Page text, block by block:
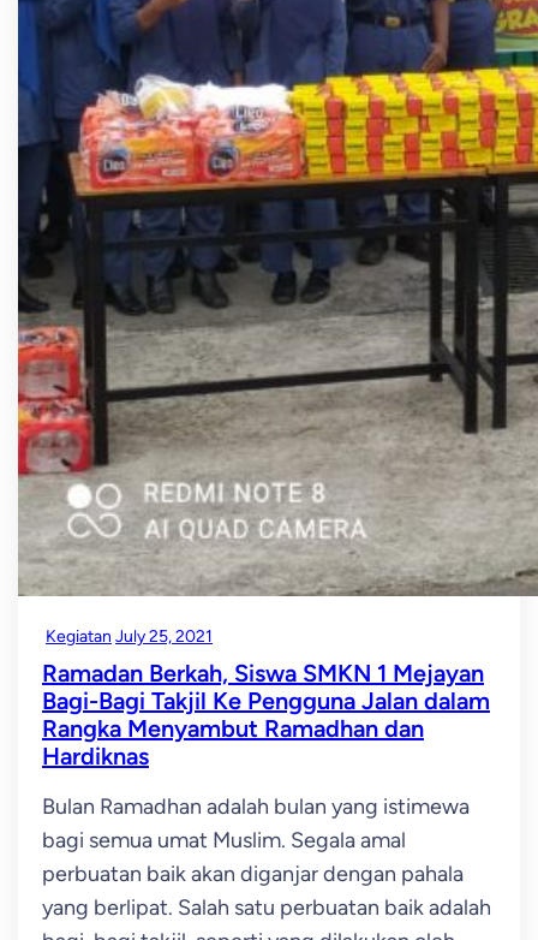
Kegiatan July 25, 2021
Ramadan Berkah, Siswa SMKN 1 Mejayan
Bagi-Bagi Takjil Ke Pengguna Jalan dalam
Rangka Menyambut Ramadhan dan
Hardiknas
Bulan Ramadhan adalah bulan yang istimewa
bagi semua umat Muslim. Segala amal
perbuatan baik akan diganjar dengan pahala
yang berlipat. Salah satu perbuatan baik adalah